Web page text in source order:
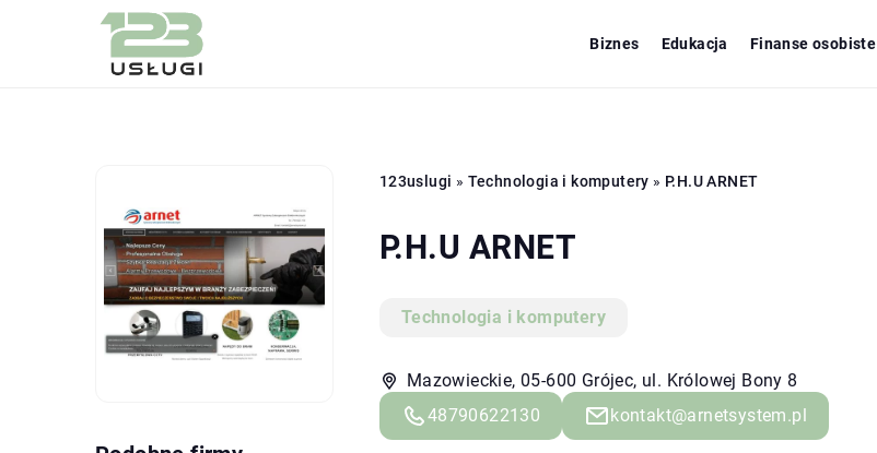
Biznes Edukacja Finanse osobiste
123uslugi » Technologia i komputery » P.H.U ARNET
P.H.U ARNET
Technologia i komputery
Mazowieckie, 05-600 Grójec, ul. Królowej Bony 8
48790622130
kontakt@arnetsystem.pl